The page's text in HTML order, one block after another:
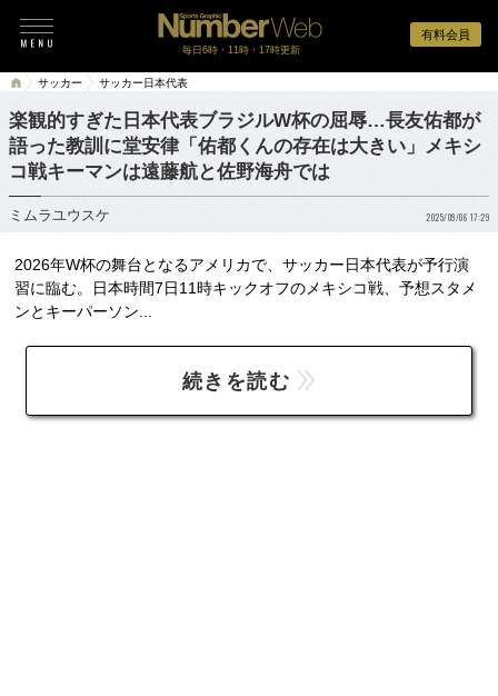
有料会員
毎日6時・11時・17時更新
サッカー サッカー日本代表
楽観的すぎた日本代表ブラジルW杯の屈辱…長友佑都が
語った教訓に堂安律「佑都くんの存在は大きい」メキシ
コ戦キーマンは遠藤航と佐野海舟では
ミムラユウスケ 2025/09/06 17:29
2026年W杯の舞台となるアメリカで、サッカー日本代表が予行演
習に臨む。日本時間7日11時キックオフのメキシコ戦、予想スタメ
ンとキーパーソン...
続きを読む